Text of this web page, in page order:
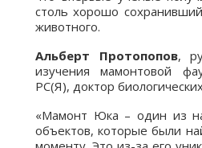
столь хорошо
животного.
Альберт Протопопов,
изучения мамонтовой
РС(Я), доктор
«Мамонт Юка – один из
объектов, которые были